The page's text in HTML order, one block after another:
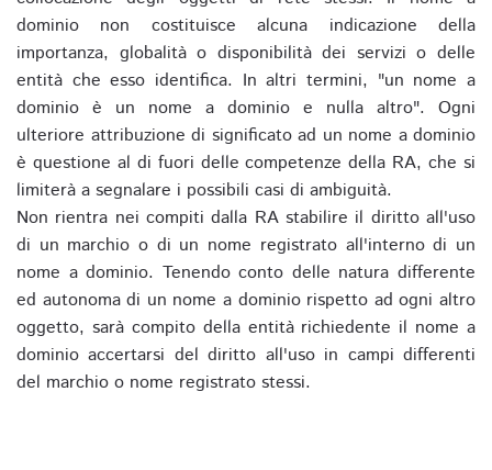
dominio non costituisce alcuna indicazione della
importanza, globalità o disponibilità dei servizi o delle
entità che esso identifica. In altri termini, "un nome a
dominio è un nome a dominio e nulla altro". Ogni
ulteriore attribuzione di significato ad un nome a dominio
è questione al di fuori delle competenze della RA, che si
limiterà a segnalare i possibili casi di ambiguità.
Non rientra nei compiti dalla RA stabilire il diritto all'uso
di un marchio o di un nome registrato all'interno di un
nome a dominio. Tenendo conto delle natura differente
ed autonoma di un nome a dominio rispetto ad ogni altro
oggetto, sarà compito della entità richiedente il nome a
dominio accertarsi del diritto all'uso in campi differenti
del marchio o nome registrato stessi.